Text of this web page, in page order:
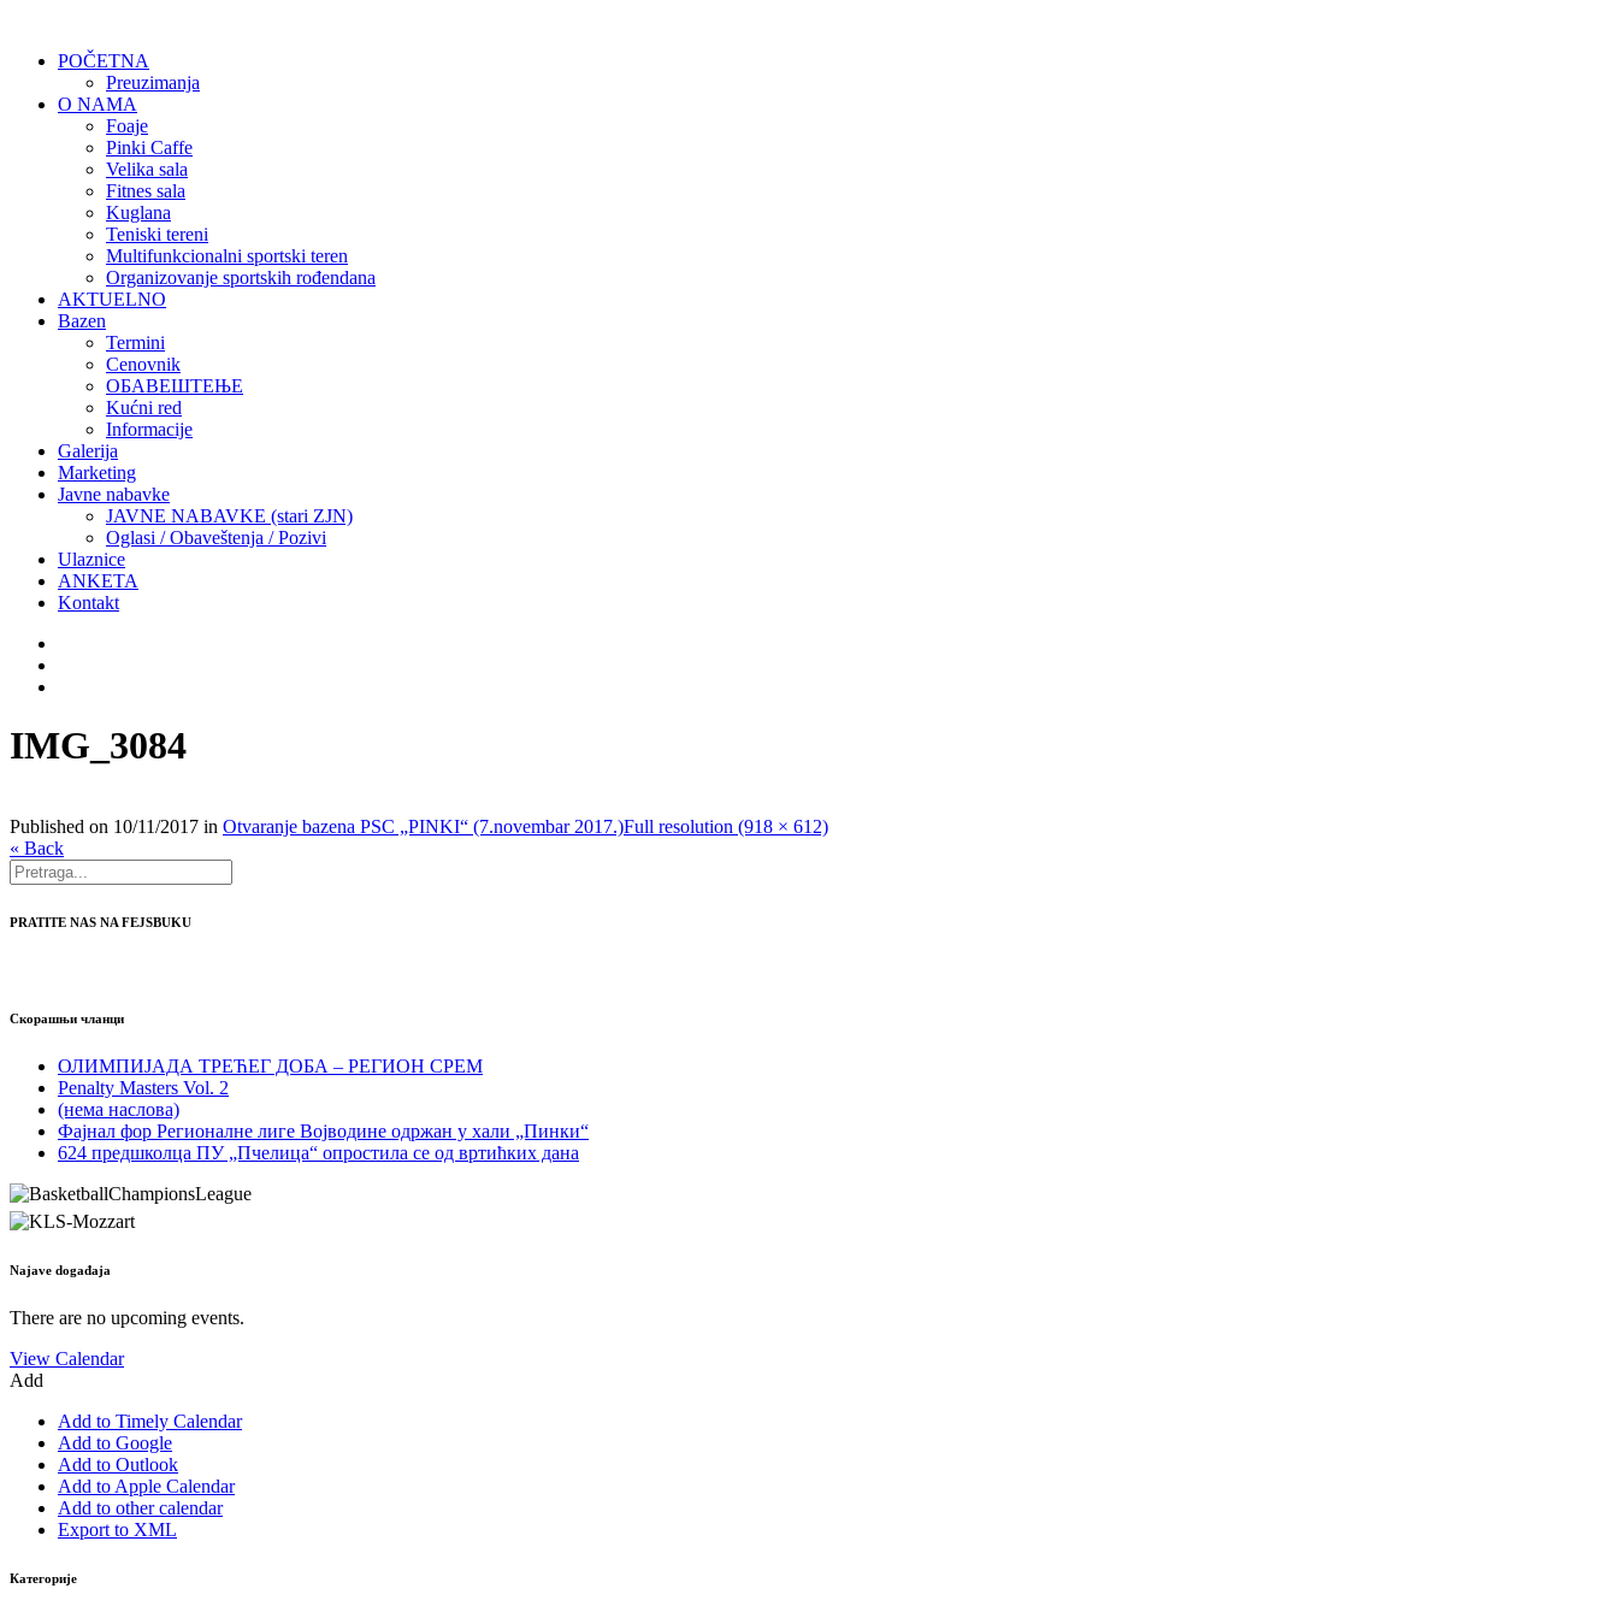
POČETNA
Preuzimanja
O NAMA
Foaje
Pinki Caffe
Velika sala
Fitnes sala
Kuglana
Teniski tereni
Multifunkcionalni sportski teren
Organizovanje sportskih rođendana
AKTUELNO
Bazen
Termini
Cenovnik
ОБАВЕШТЕЊЕ
Kućni red
Informacije
Galerija
Marketing
Javne nabavke
JAVNE NABAVKE (stari ZJN)
Oglasi / Obaveštenja / Pozivi
Ulaznice
ANKETA
Kontakt
IMG_3084
Published on 10/11/2017 in Otvaranje bazena PSC „PINKI“ (7.novembar 2017.)Full resolution (918 × 612)
« Back
PRATITE NAS NA FEJSBUKU
Скорашњи чланци
ОЛИМПИЈАДА ТРЕЋЕГ ДОБА – РЕГИОН СРЕМ
Penalty Masters Vol. 2
(нема наслова)
Фајнал фор Регионалне лиге Војводине одржан у хали „Пинки“
624 предшколца ПУ „Пчелица“ опростила се од вртићких дана
Najave događaja
There are no upcoming events.
View Calendar
Add
Add to Timely Calendar
Add to Google
Add to Outlook
Add to Apple Calendar
Add to other calendar
Export to XML
Категорије